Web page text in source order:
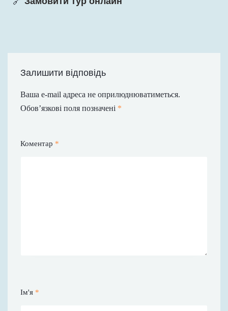
Залишити відповідь
Ваша e-mail адреса не оприлюднюватиметься.
Обов’язкові поля позначені *
Коментар *
Ім'я *